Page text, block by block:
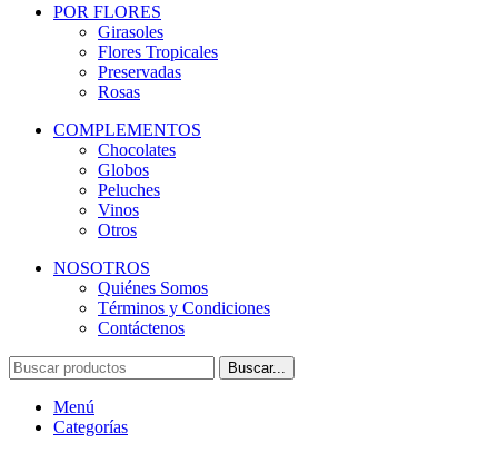
POR FLORES
Girasoles
Flores Tropicales
Preservadas
Rosas
COMPLEMENTOS
Chocolates
Globos
Peluches
Vinos
Otros
NOSOTROS
Quiénes Somos
Términos y Condiciones
Contáctenos
Buscar...
Menú
Categorías